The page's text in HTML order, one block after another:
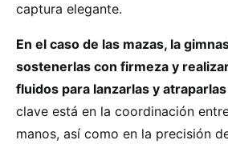
captura elegante.
En el caso de las mazas, la
sostenerlas con firmeza y
fluidos para lanzarlas y
clave está en la coordinación
manos, así como en la precisión